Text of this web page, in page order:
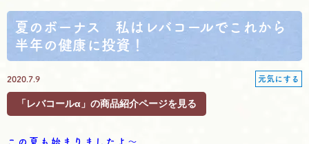
夏のボーナス 私はレバコールでこれから
半年の健康に投資！
2020.7.9 元気にする
「レバコールα」の商品紹介ページを見る
この夏も始まりましたよ～